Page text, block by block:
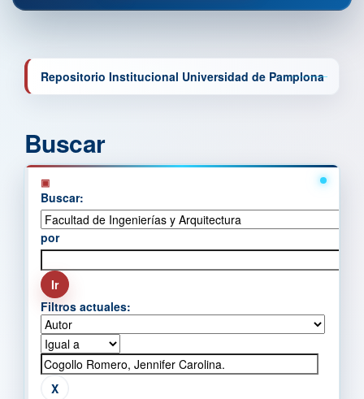
Repositorio Institucional Universidad de Pamplona
Buscar
Buscar:
por
Filtros actuales: